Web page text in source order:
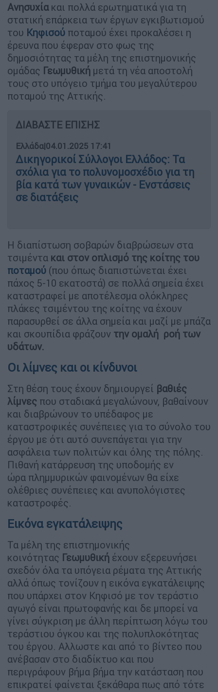
Ανησυχίακαι πολλά ερωτηματικά για τη
στατική επάρκεια των έργων εγκιβωτισμού
του Κηφισού ποταμού έχει προκαλέσει η
έρευνα που έφεραν στο φως της
δημοσιότητας τα μέλη της επιστημονικής
ομάδας Γεωμυθική μετά τη νέα αποστολή
τους στο υπόγειο τμήμα του μεγαλύτερου
ποταμού της Αττικής.
ΔΙΑΒΑΣΤΕ ΕΠΙΣΗΣ
Ελλάδα|04.01.2025 17:41
Δικηγορικοί Σύλλογοι Ελλάδος: Τα
σχόλια για το πολυνομοσχέδιο για τη
βία κατά των γυναικών - Ενστάσεις
σε διατάξεις
Η διαπίστωση σοβαρών διαβρώσεων στα
τσιμέντα και στον οπλισμό της κοίτης του
ποταμού (που όπως διαπιστώνεται έχει
πάχος 5-10 εκατοστά) σε πολλά σημεία έχει
καταστραφεί με αποτέλεσμα ολόκληρες
πλάκες τσιμέντου της κοίτης να έχουν
παρασυρθεί σε άλλα σημεία και μαζί με μπάζα
και σκουπίδια φράζουν την ομαλή ροή των
υδάτων.
Οι λίμνες και οι κίνδυνοι
Στη θέση τους έχουν δημιουργεί βαθιές
λίμνες που σταδιακά μεγαλώνουν, βαθαίνουν
και διαβρώνουν το υπέδαφος με
καταστροφικές συνέπειες για το σύνολο του
έργου με ότι αυτό συνεπάγεται για την
ασφάλεια των πολιτών και όλης της πόλης.
Πιθανή κατάρρευση της υποδομής εν
ώρα πλημμυρικών φαινομένων θα είχε
ολέθριες συνέπειες και ανυπολόγιστες
καταστροφές.
Εικόνα εγκατάλειψης
Τα μέλη της επιστημονικής
κοινότητας Γεωμυθική έχουν εξερευνήσει
σχεδόν όλα τα υπόγεια ρέματα της Αττικής
αλλά όπως τονίζουν η εικόνα εγκατάλειψης
που υπάρχει στον Κηφισό με τον τεράστιο
αγωγό είναι πρωτοφανής και δε μπορεί να
γίνει σύγκριση με άλλη περίπτωση λόγω του
τεράστιου όγκου και της πολυπλοκότητας
του έργου. Αλλωστε και από το βίντεο που
ανέβασαν στο διαδίκτυο και που
περιγράφουν βήμα βήμα την κατάσταση που
επικρατεί φαίνεται ξεκάθαρα πως από τότε